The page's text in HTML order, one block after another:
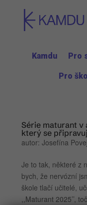
Kamdu Pro
Pro
Série maturant v
který se
autor:Josefína
Je to tak, některé z
bych, že nervózní
škole tlačí učitelé,
,,Maturant 2025’’,